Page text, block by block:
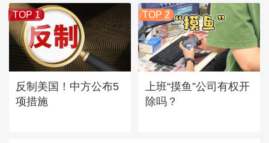
TOP 1
反制美国！中方公布5
项措施
TOP 2
上班“摸鱼”公司有权开
除吗？